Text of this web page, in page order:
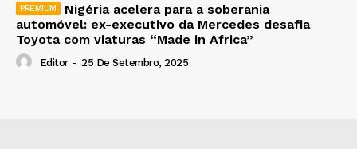
Nigéria acelera para a soberania
automóvel: ex-executivo da Mercedes desafia
Toyota com viaturas “Made in Africa”
Editor - 25 De Setembro, 2025